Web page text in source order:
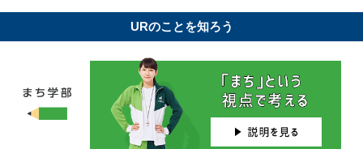
URのことを知ろう